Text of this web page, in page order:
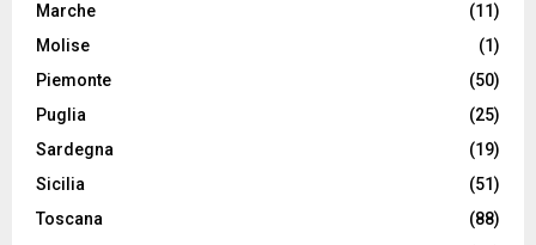
Marche
(11)
Molise
(1)
Piemonte
(50)
Puglia
(25)
Sardegna
(19)
Sicilia
(51)
Toscana
(88)